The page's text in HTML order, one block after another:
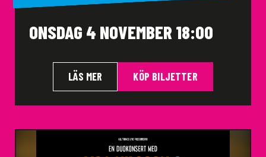
ONSDAG 4 NOVEMBER 18:00
LÄS MER KÖP BILJETTER